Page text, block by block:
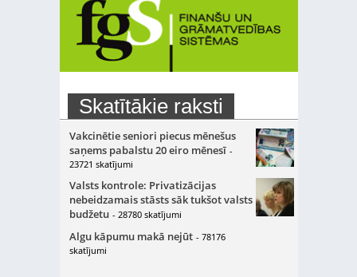
Skatītākie raksti
Vakcinētie seniori piecus mēnešus
saņems pabalstu 20 eiro mēnesī -
23721 skatījumi
Valsts kontrole: Privatizācijas
nebeidzamais stāsts sāk tukšot valsts
budžetu - 28780 skatījumi
Algu kāpumu makā nejūt - 78176
skatījumi